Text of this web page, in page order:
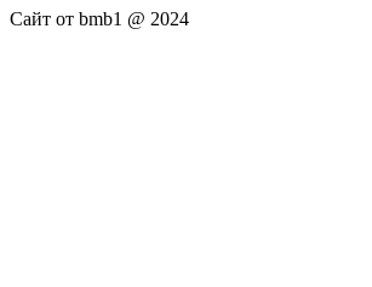
Сайт от bmb1 @ 2024